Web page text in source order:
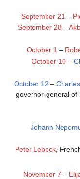
September 21 –
September 28 –
October 1 –
October 10–
October 12 –
governor-general of
Johann
Peter Lebeck,
November 7 –